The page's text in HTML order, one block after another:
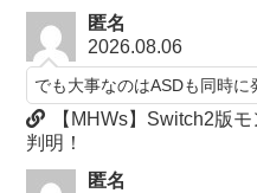
匿名
2026.08.06
でも大事なのはASDも同時
【MHWs】Switch2版
判明！
匿名